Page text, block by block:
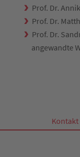
Prof. Dr.
Prof. Dr.
Prof. Dr.
angewandte
Kontakt